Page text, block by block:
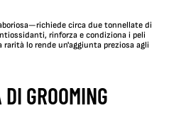
circa due tonnellate di
rinforza e condiziona i peli
lo rende un'aggiunta preziosa agli
GROOMING